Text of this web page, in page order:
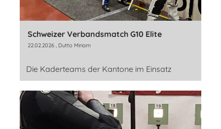
Schweizer Verbandsmatch G10 Elite
22.02.2026 , Dutto Miriam
Die Kaderteams der Kantone im Einsatz